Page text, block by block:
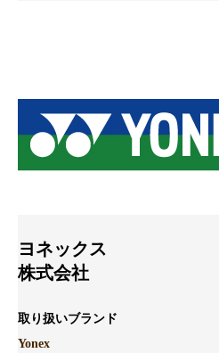
ヨネックス
株式会社
取り扱いブランド
Yonex